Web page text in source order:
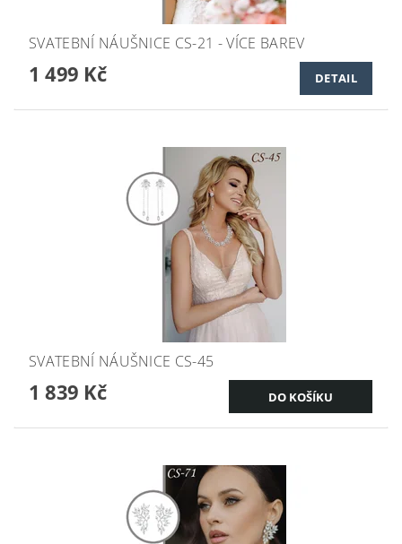
SVATEBNÍ NÁUŠNICE CS-21 - VÍCE BAREV
1 499 Kč DETAIL
SVATEBNÍ NÁUŠNICE CS-45
1 839 Kč